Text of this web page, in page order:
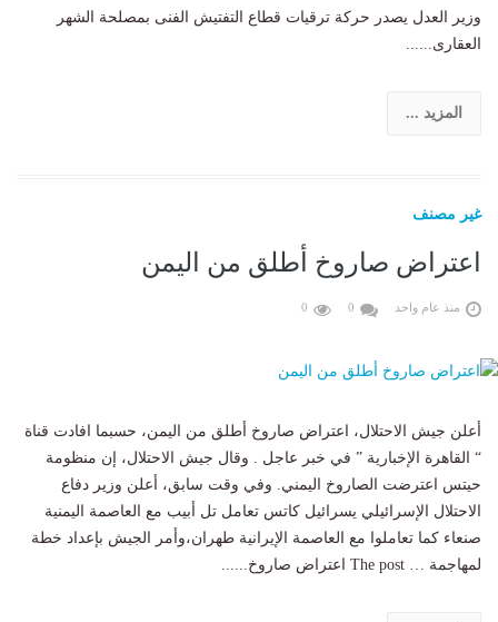
وزير العدل يصدر حركة ترقيات قطاع التفتيش الفنى بمصلحة الشهر
العقارى......
المزيد ...
غير مصنف
اعتراض صاروخ أطلق من اليمن
منذ عام واحد 0
0
أعلن جيش الاحتلال، اعتراض صاروخ أطلق من اليمن، حسبما افادت قناة
“ القاهرة الإخبارية ” في خبر عاجل . وقال جيش الاحتلال، إن منظومة
حيتس اعترضت الصاروخ اليمني. وفي وقت سابق، أعلن وزير دفاع
الاحتلال الإسرائيلي يسرائيل كاتس تعامل تل أبيب مع العاصمة اليمنية
صنعاء كما تعاملوا مع العاصمة الإيرانية طهران،وأمر الجيش بإعداد خطة
لمهاجمة … The post اعتراض صاروخ......